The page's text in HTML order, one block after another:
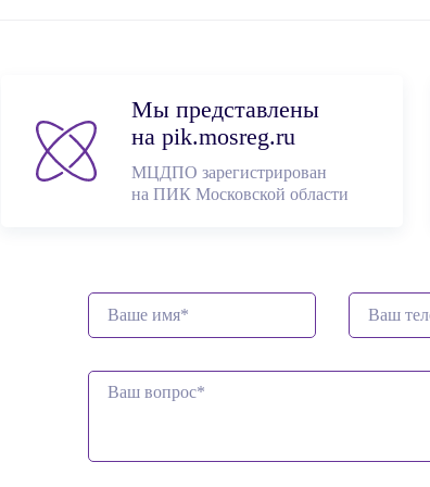
Мы представлены
на pik.mosreg.ru
МЦДПО зарегистрирован
на ПИК Московской области